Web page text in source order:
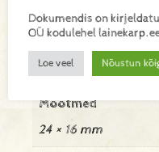
0,26 kg
Mõõtmed
24 × 16 mm
Dokumendis on
OÜ kodulehel
Loe veel Nõustun